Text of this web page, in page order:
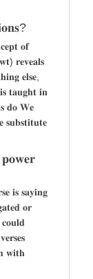
𝐨𝐟
𝐫𝐞𝐯𝐞𝐚𝐥𝐬
𝐞𝐥𝐬𝐞,
𝐭𝐚𝐮𝐠𝐡𝐭 𝐢𝐧
𝐝𝐨 𝐖𝐞
𝐩𝐨𝐰𝐞𝐫
𝐢𝐬 𝐬𝐚𝐲𝐢𝐧𝐠
𝐨𝐫
𝐰𝐢𝐭𝐡